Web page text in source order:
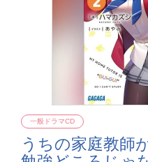
うちの家庭教師
一般ドラマCD